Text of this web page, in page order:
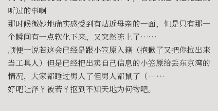
听过的事啊
那时候微妙地确实感受到有贴近母亲的一面，但是只有那一
个瞬间有一点软化下来，又突然冻上了……
顺便一说若这会已经是跟小笠原入籍（抱歉了又把你拉出来
当工具人）但是已经把出卖自己信息的小笠原给丢东京湾的
情况，大家都睡过男人了但男人都鼠了（……
好吧让泽♀被若♀抠到不知天地为何物吧。